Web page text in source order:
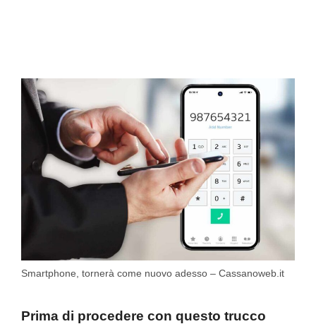
Smartphone, tornerà come nuovo adesso – Cassanoweb.it
Prima di procedere con questo trucco